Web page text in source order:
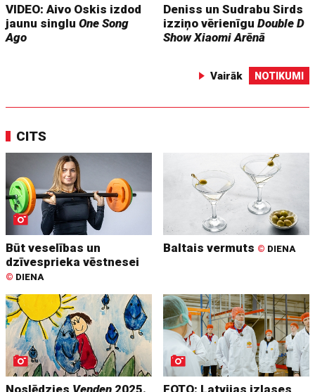
VIDEO: Aivo Oskis izdod
jaunu singluOne Song
Ago
Deniss un Sudrabu Sirds
izziņo vērienīguDouble D
Show Xiaomi Arēnā
Vairāk NOTIKUMI
CITS
Būt veselības un
dzīvesprieka vēstnesei
© DIENA
Baltais vermuts © DIENA
Noslēdzies Venden 2025.
FOTO: Latvijas izlases